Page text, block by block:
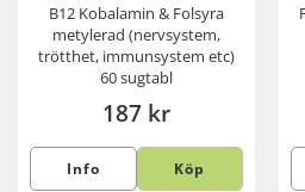
B12 Kobalamin & Folsyra
metylerad (nervsystem,
trötthet, immunsystem etc)
60 sugtabl
187 kr
Info Köp